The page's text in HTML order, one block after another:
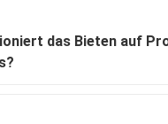
das Bieten auf